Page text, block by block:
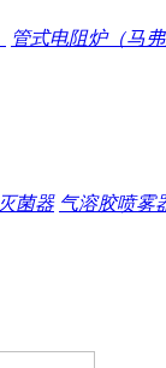
管式电阻炉（马弗
灭菌器 气溶胶喷雾